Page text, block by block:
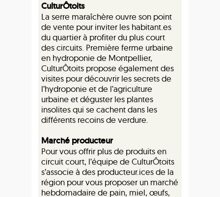
CulturÔtoits
La serre maraîchère ouvre son point
de vente pour inviter les habitant.es
du quartier à profiter du plus court
des circuits. Première ferme urbaine
en hydroponie de Montpellier,
CulturÔtoits propose également des
visites pour découvrir les secrets de
l’hydroponie et de l’agriculture
urbaine et déguster les plantes
insolites qui se cachent dans les
différents recoins de verdure.
Marché producteur
Pour vous offrir plus de produits en
circuit court, l’équipe de CulturÔtoits
s’associe à des producteur.ices de la
région pour vous proposer un marché
hebdomadaire de pain, miel, œufs,